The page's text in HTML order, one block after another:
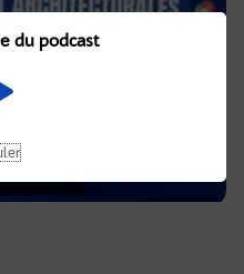
du podcast